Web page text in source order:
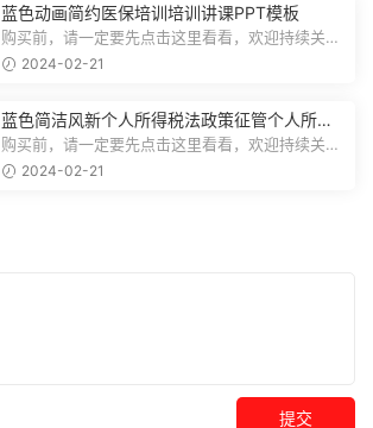
蓝色动画简约医保培训培训讲课PPT模板
购买前，请一定要先点击这里看看，欢迎持续关
注，精彩模板每天推送预览结束，一共3...
2024-02-21
蓝色简洁风新个人所得税法政策征管个人所得
税PPT模板
购买前，请一定要先点击这里看看，欢迎持续关
注，精彩模板每天推送预览结束，一共7...
2024-02-21
提交